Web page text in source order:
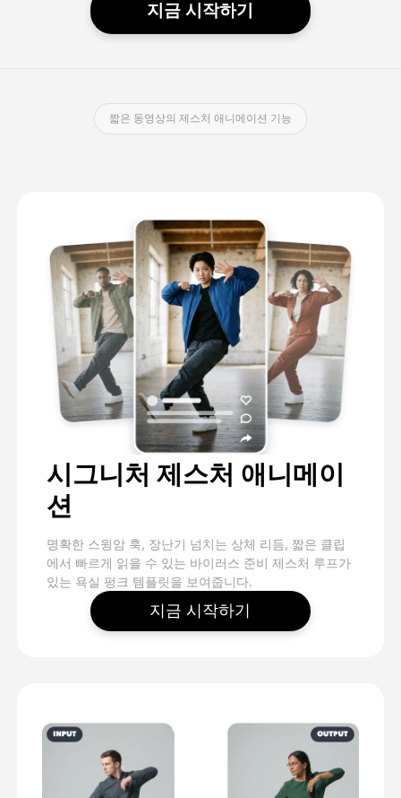
지금 시작하기
짧은 동영상의 제스처 애니메이션 기능
시그니처 제스처 애니메이
션
명확한 스윙암 훅, 장난기 넘치는 상체 리듬, 짧은 클립
에서 빠르게 읽을 수 있는 바이러스 준비 제스처 루프가
있는 욕실 펑크 템플릿을 보여줍니다.
지금 시작하기